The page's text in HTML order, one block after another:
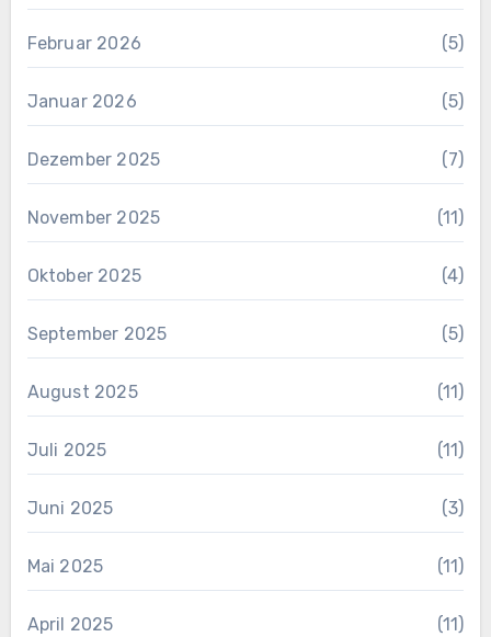
Februar 2026 (5)
Januar 2026 (5)
Dezember 2025 (7)
November 2025 (11)
Oktober 2025 (4)
September 2025 (5)
August 2025 (11)
Juli 2025 (11)
Juni 2025 (3)
Mai 2025 (11)
April 2025 (11)